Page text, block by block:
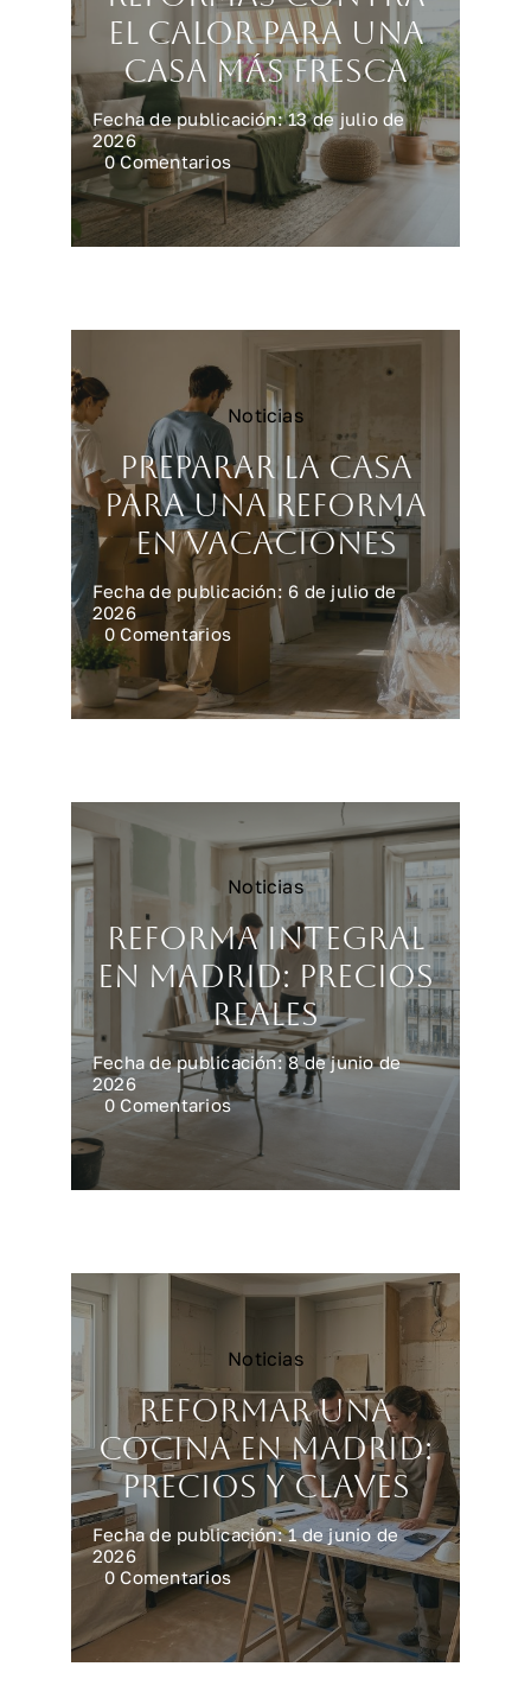
el calor para una
casa más fresca
Fecha de publicación: 13 de julio de
2026
0 Comentarioson
Reformas
contra
el
calor
más
fresca
Noticias
Preparar la casa
para una reforma
en vacaciones
Fecha de publicación: 6 de julio de
2026
0 Comentarioson
casa
para
vacaciones
Noticias
Reforma integral
en Madrid: precios
reales
Fecha de publicación: 8 de junio de
2026
0 Comentarioson
Reforma
integral
Madrid:
Noticias
Reformar una
cocina en Madrid:
precios y claves
Fecha de publicación: 1 de junio de
2026
0 Comentarioson
Reformar
una
cocina
en